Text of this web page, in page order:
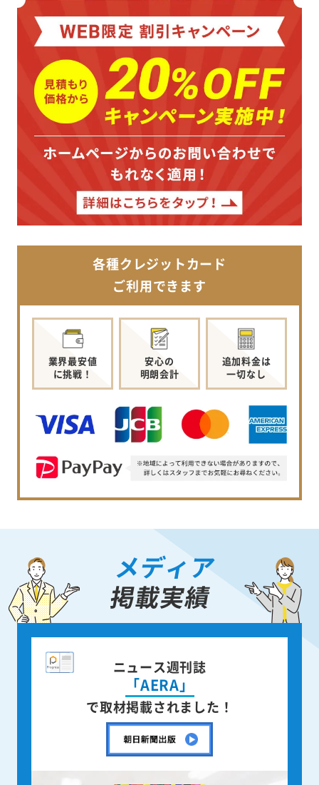
各種クレジットカード
ご利用できます
業界最安値
に挑戦！
安心の
明朗会計
追加料金は
一切なし
メディア
掲載実績
全国紙新聞
「朝日新聞」
で取材掲載されました！